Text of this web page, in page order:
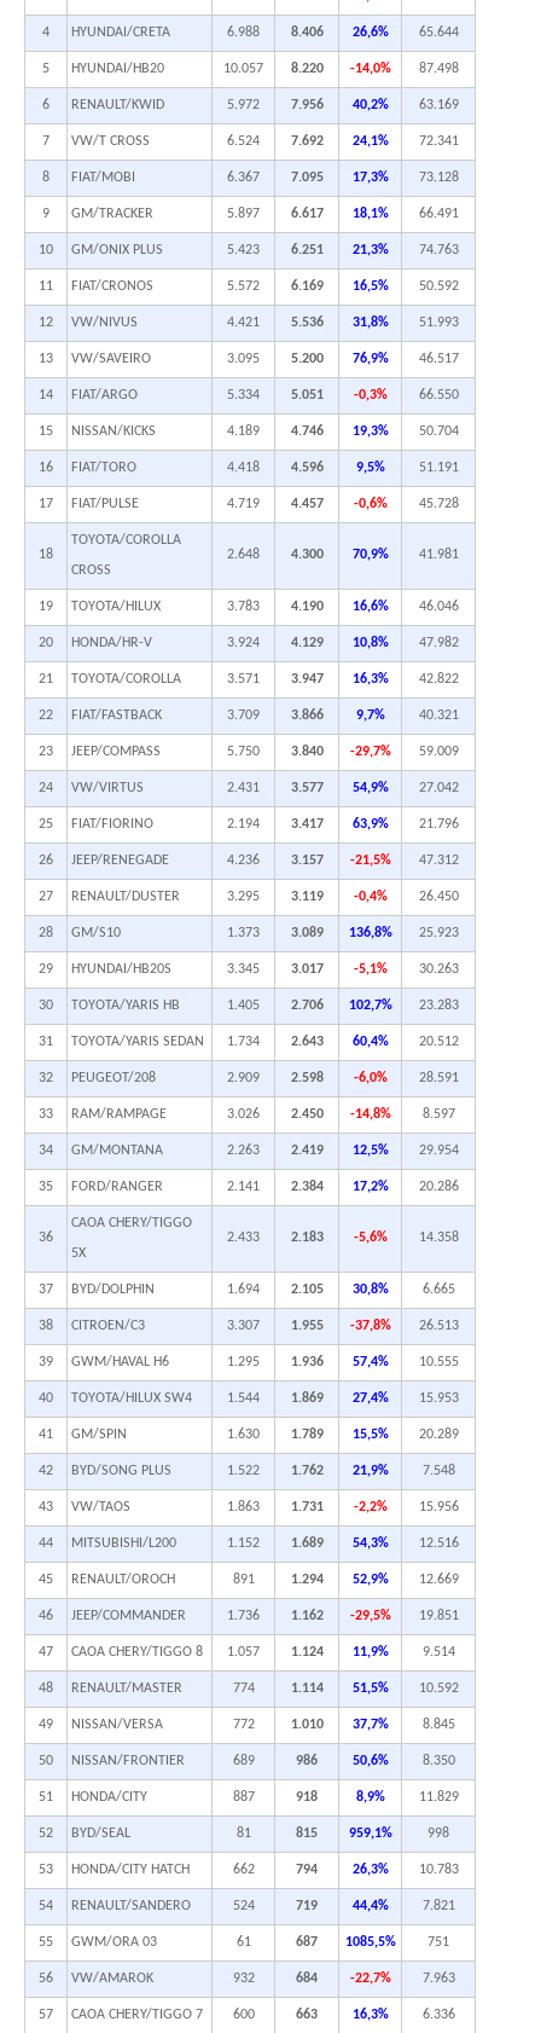
4 HYUNDAI/CRETA 6.988 8.406 26,6% 65.644
5 HYUNDAI/HB20 10.057 8.220 -14,0% 87.498
6 RENAULT/KWID 5.972 7.956 40,2% 63.169
7 VW/T CROSS 6.524 7.692 24,1% 72.341
8 FIAT/MOBI 6.367 7.095 17,3% 73.128
9 GM/TRACKER 5.897 6.617 18,1% 66.491
10 GM/ONIX PLUS 5.423 6.251 21,3% 74.763
11 FIAT/CRONOS 5.572 6.169 16,5% 50.592
12 VW/NIVUS 4.421 5.536 31,8% 51.993
13 VW/SAVEIRO 3.095 5.200 76,9% 46.517
14 FIAT/ARGO 5.334 5.051 -0,3% 66.550
15 NISSAN/KICKS 4.189 4.746 19,3% 50.704
16 FIAT/TORO 4.418 4.596 9,5% 51.191
17 FIAT/PULSE 4.719 4.457 -0,6% 45.728
18
TOYOTA/COROLLA
CROSS
2.648 4.300 70,9% 41.981
19 TOYOTA/HILUX 3.783 4.190 16,6% 46.046
20 HONDA/HR-V 3.924 4.129 10,8% 47.982
21 TOYOTA/COROLLA 3.571 3.947 16,3% 42.822
22 FIAT/FASTBACK 3.709 3.866 9,7% 40.321
23 JEEP/COMPASS 5.750 3.840 -29,7% 59.009
24 VW/VIRTUS 2.431 3.577 54,9% 27.042
25 FIAT/FIORINO 2.194 3.417 63,9% 21.796
26 JEEP/RENEGADE 4.236 3.157 -21,5% 47.312
27 RENAULT/DUSTER 3.295 3.119 -0,4% 26.450
28 GM/S10 1.373 3.089 136,8% 25.923
29 HYUNDAI/HB20S 3.345 3.017 -5,1% 30.263
30 TOYOTA/YARIS HB 1.405 2.706 102,7% 23.283
31 TOYOTA/YARIS SEDAN 1.734 2.643 60,4% 20.512
32 PEUGEOT/208 2.909 2.598 -6,0% 28.591
33 RAM/RAMPAGE 3.026 2.450 -14,8% 8.597
34 GM/MONTANA 2.263 2.419 12,5% 29.954
35 FORD/RANGER 2.141 2.384 17,2% 20.286
36
CAOA CHERY/TIGGO
5X
2.433 2.183 -5,6% 14.358
37 BYD/DOLPHIN 1.694 2.105 30,8% 6.665
38 CITROEN/C3 3.307 1.955 -37,8% 26.513
39 GWM/HAVAL H6 1.295 1.936 57,4% 10.555
40 TOYOTA/HILUX SW4 1.544 1.869 27,4% 15.953
41 GM/SPIN 1.630 1.789 15,5% 20.289
42 BYD/SONG PLUS 1.522 1.762 21,9% 7.548
43 VW/TAOS 1.863 1.731 -2,2% 15.956
44 MITSUBISHI/L200 1.152 1.689 54,3% 12.516
45 RENAULT/OROCH 891 1.294 52,9% 12.669
46 JEEP/COMMANDER 1.736 1.162 -29,5% 19.851
47 CAOA CHERY/TIGGO 8 1.057 1.124 11,9% 9.514
48 RENAULT/MASTER 774 1.114 51,5% 10.592
49 NISSAN/VERSA 772 1.010 37,7% 8.845
50 NISSAN/FRONTIER 689 986 50,6% 8.350
51 HONDA/CITY 887 918 8,9% 11.829
52 BYD/SEAL 81 815 959,1% 998
53 HONDA/CITY HATCH 662 794 26,3% 10.783
54 RENAULT/SANDERO 524 719 44,4% 7.821
55 GWM/ORA 03 61 687 1085,5% 751
56 VW/AMAROK 932 684 -22,7% 7.963
57 CAOA CHERY/TIGGO 7 600 663 16,3% 6.336